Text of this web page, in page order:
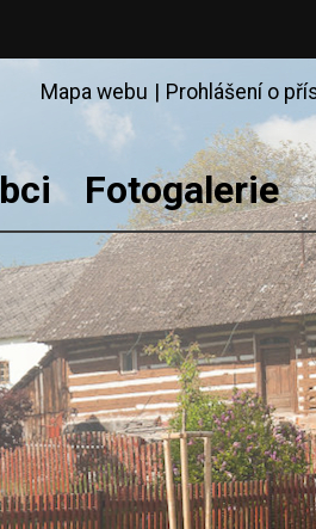
Mapa webu Prohlášení o
Fotogalerie